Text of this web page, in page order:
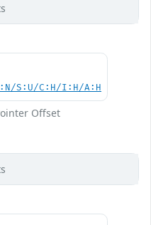
S:U/C:H/I:H/A:H
Offset